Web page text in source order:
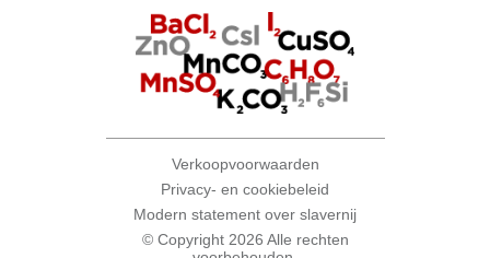
Verkoopvoorwaarden
Privacy- en cookiebeleid
Modern statement over slavernij
© Copyright 2026 Alle rechten